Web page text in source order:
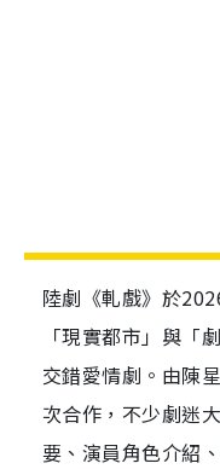
陸劇《軋戲》於
「現實都市」與「
交錯愛情劇。由陳
次合作，不少劇迷
要、演員角色介紹